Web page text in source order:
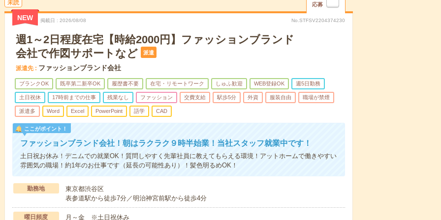
未読 応募
NEW 掲載日 2026/08/08 No.STFSV2204374230
週1～2日程度在宅【時給2000円】ファッションブランド
会社で作図サポートなど
派遣
派遣先 ファッションブランド会社
ブランクOK 既卒第二新卒OK 履歴書不要 在宅・リモートワーク しゅふ歓迎 WEB登録OK 週5日勤務
土日祝休 17時前までの仕事 残業なし ファッション 交費支給 駅歩5分 外資 服装自由 職場が禁煙
派遣多 Word Excel PowerPoint 語学 CAD
ここがポイント！
ファッションブランド会社！朝はラクラク９時半始業！当社スタッフ就業中です！
土日祝お休み！デニムでの就業OK！質問しやすく先輩社員に教えてもらえる環境！アットホームで働きやすい
雰囲気の職場！約1年のお仕事です（延長の可能性あり）！髪色明るめOK！
勤務地
東京都渋谷区
表参道駅から徒歩7分／明治神宮前駅から徒歩4分
曜日頻度 月～金 ※土日祝休み